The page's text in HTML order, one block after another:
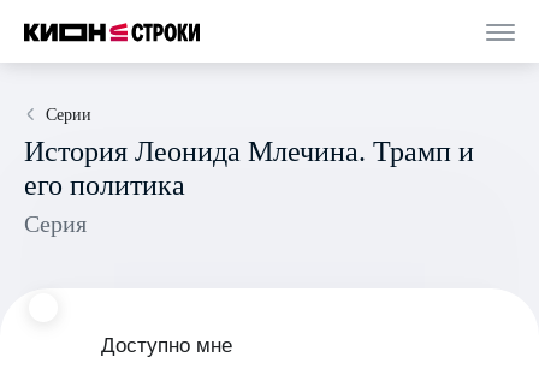
Серии
История Леонида Млечина. Трамп и
его политика
Серия
Доступно мне